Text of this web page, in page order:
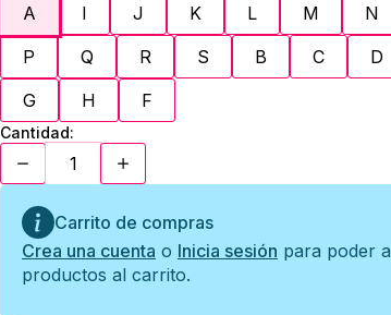
A I J K L M N
P
Q R S B C D
G
H F
Cantidad:
Carrito de compras
Crea una cuenta o Inicia sesión para poder
productos al carrito.